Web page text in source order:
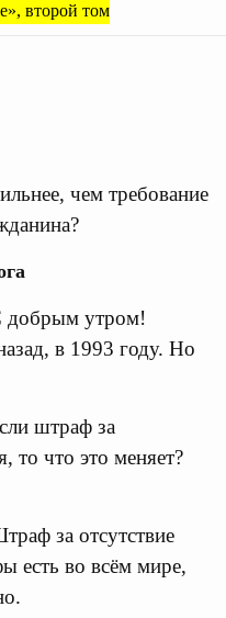
второй том
чем требование
добрым утром!
в 1993 году. Но
штраф за
то что это меняет?
за отсутствие
есть во всём мире,